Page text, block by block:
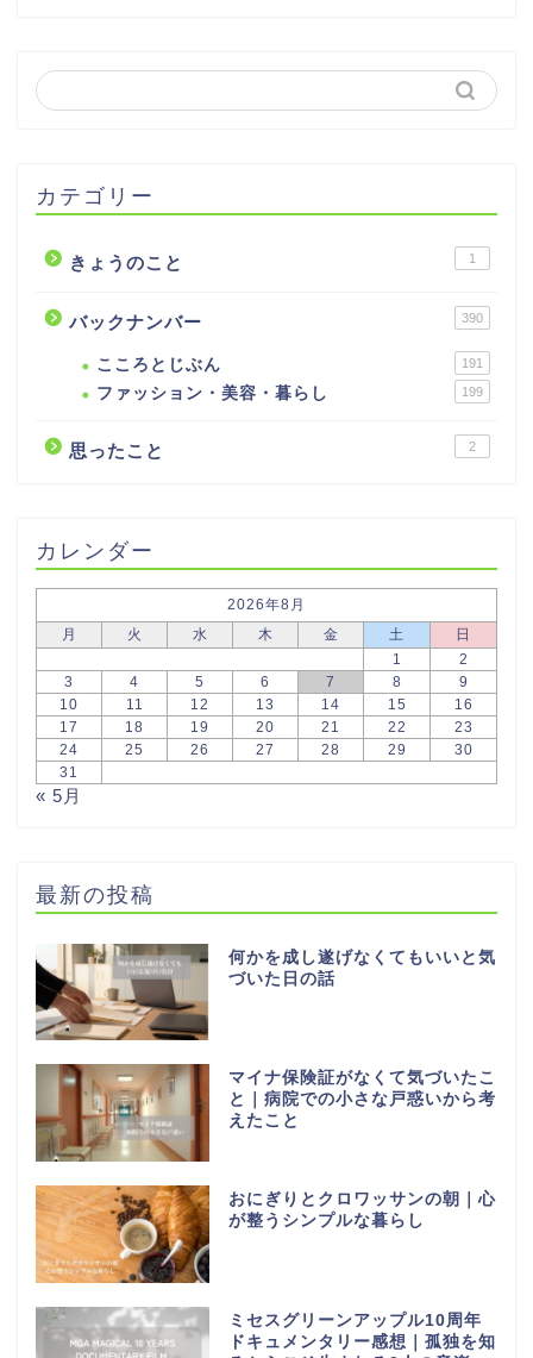
カテゴリー
きょうのこと 1
バックナンバー 390
こころとじぶん 191
ファッション・美容・暮らし 199
思ったこと 2
カレンダー
2026年8月
月
火 水 木 金 土
日
1
2
3
4 5 6 7 8
9
10
11 12 13 14 15
16
17
18 19 20 21 22
23
24
25 26 27 28 29
30
31
« 5月
最新の投稿
何かを成し遂げなくてもいいと気
づいた日の話
マイナ保険証がなくて気づいたこ
と｜病院での小さな戸惑いから考
えたこと
おにぎりとクロワッサンの朝｜心
が整うシンプルな暮らし
ミセスグリーンアップル10周年
ドキュメンタリー感想｜孤独を知